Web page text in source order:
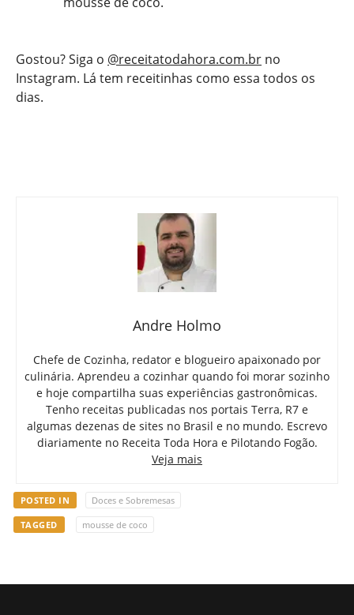
Gostou? Siga o @receitatodahora.com.br no
Instagram. Lá tem receitinhas como essa todos os
dias.
Andre Holmo
Chefe de Cozinha, redator e blogueiro apaixonado por
culinária. Aprendeu a cozinhar quando foi morar sozinho
e hoje compartilha suas experiências gastronômicas.
Tenho receitas publicadas nos portais Terra, R7 e
algumas dezenas de sites no Brasil e no mundo. Escrevo
diariamente no Receita Toda Hora e Pilotando Fogão.
Veja mais
POSTED IN Doces e Sobremesas
TAGGED mousse de coco